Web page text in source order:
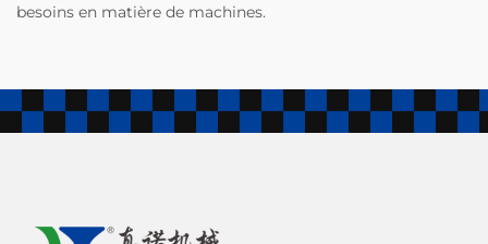
besoins en matière de machines.